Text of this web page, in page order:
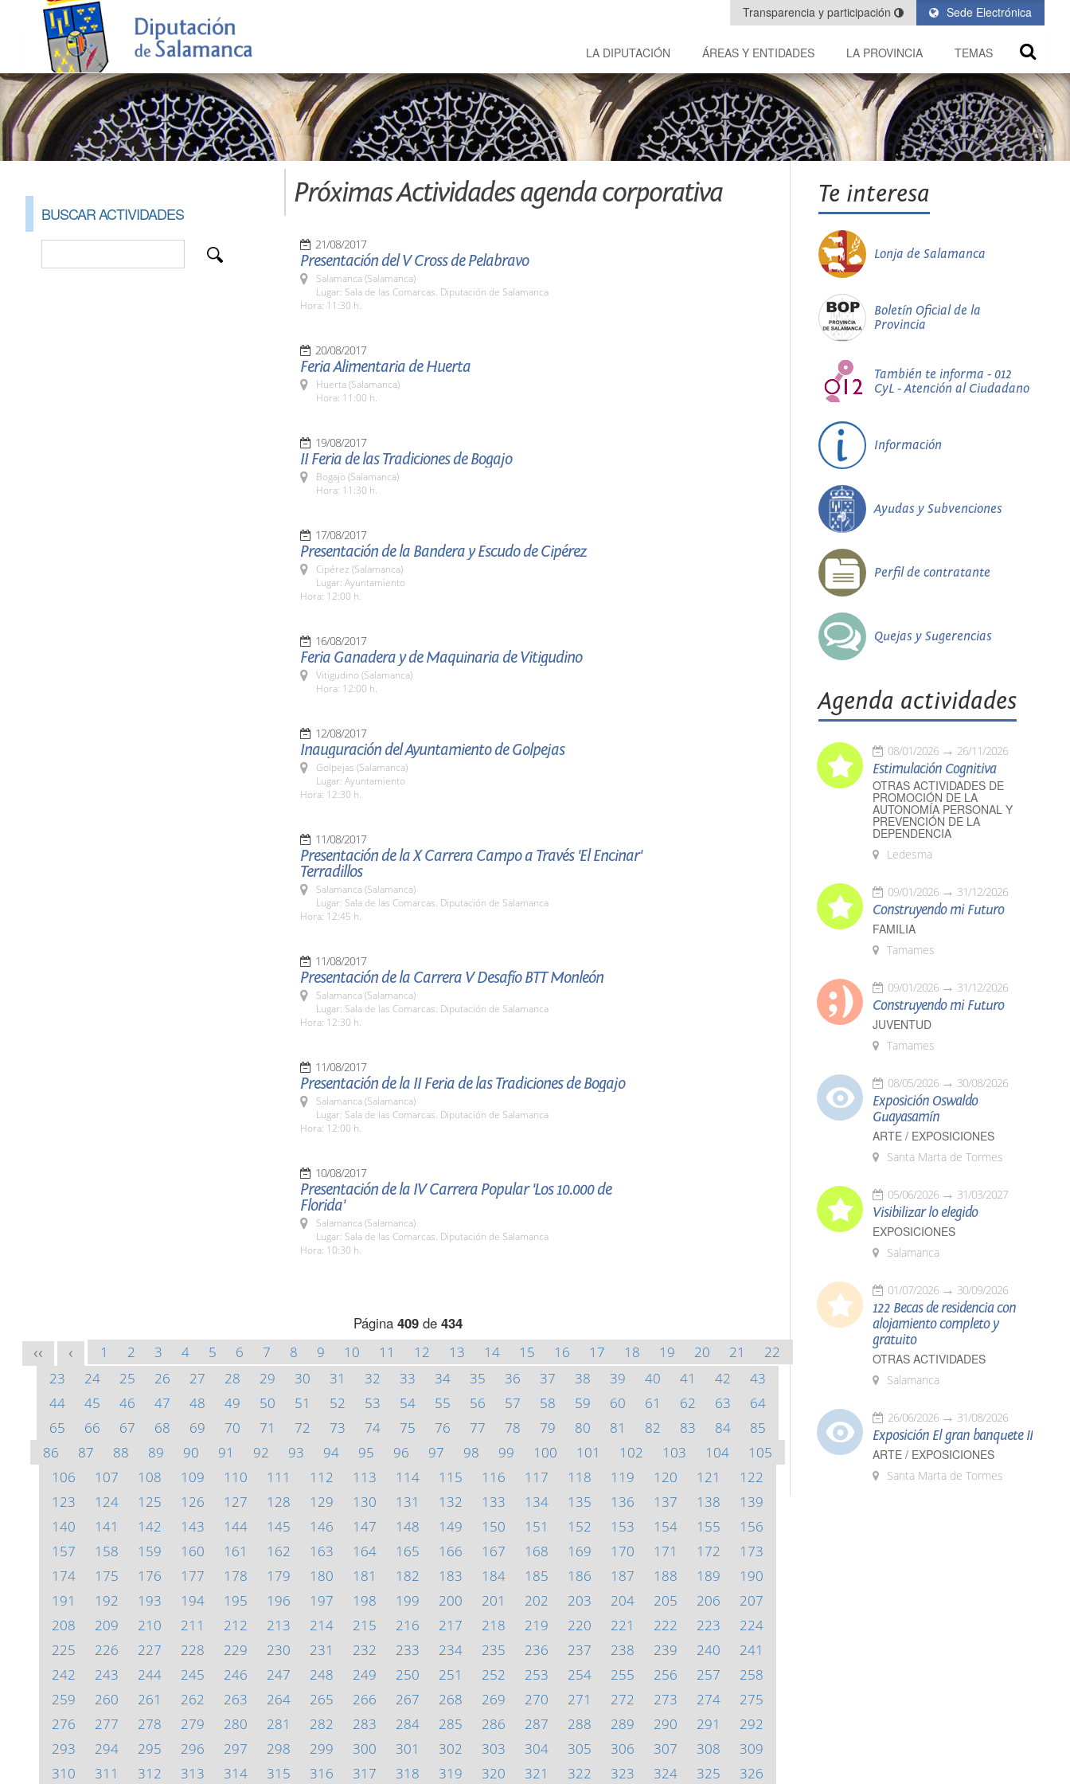
Sede Electrónica
Transparencia y participación
LA DIPUTACIÓN ÁREAS Y ENTIDADES LA PROVINCIA TEMAS
BUSCAR ACTIVIDADES
Próximas Actividades agenda corporativa
21/08/2017
Presentación del V Cross de Pelabravo
Salamanca (Salamanca)
Lugar: Sala de las Comarcas. Diputación de Salamanca
Hora: 11:30 h.
20/08/2017
Feria Alimentaria de Huerta
Huerta (Salamanca)
Hora: 11:00 h.
19/08/2017
II Feria de las Tradiciones de Bogajo
Bogajo (Salamanca)
Hora: 11:30 h.
17/08/2017
Presentación de la Bandera y Escudo de Cipérez
Cipérez (Salamanca)
Lugar: Ayuntamiento
Hora: 12:00 h.
16/08/2017
Feria Ganadera y de Maquinaria de Vitigudino
Vitigudino (Salamanca)
Hora: 12:00 h.
12/08/2017
Inauguración del Ayuntamiento de Golpejas
Golpejas (Salamanca)
Lugar: Ayuntamiento
Hora: 12:30 h.
11/08/2017
Presentación de la X Carrera Campo a Través 'El Encinar'
Terradillos
Salamanca (Salamanca)
Lugar: Sala de las Comarcas. Diputación de Salamanca
Hora: 12:45 h.
11/08/2017
Presentación de la Carrera V Desafío BTT Monleón
Salamanca (Salamanca)
Lugar: Sala de las Comarcas. Diputación de Salamanca
Hora: 12:30 h.
11/08/2017
Presentación de la II Feria de las Tradiciones de Bogajo
Salamanca (Salamanca)
Lugar: Sala de las Comarcas. Diputación de Salamanca
Hora: 12:00 h.
10/08/2017
Presentación de la IV Carrera Popular 'Los 10.000 de
Florida'
Salamanca (Salamanca)
Lugar: Sala de las Comarcas. Diputación de Salamanca
Hora: 10:30 h.
Página 409de 434
<< < 1 2 3 4 5 6 7 8 9 10 11 12 13 14 15 16 17 18 19 20 21
22
23
24 25 26 27 28 29 30 31 32 33 34 35 36 37 38 39 40 41 42
43
44
45 46 47 48 49 50 51 52 53 54 55 56 57 58 59 60 61 62 63
64
65
66 67 68 69 70 71 72 73 74 75 76 77 78 79 80 81 82 83 84
85
86
87 88 89 90 91 92 93 94 95 96 97 98 99 100 101 102 103 104
105
106
107 108 109 110 111 112 113 114 115 116 117 118 119 120 121
122
123
124 125 126 127 128 129 130 131 132 133 134 135 136 137 138
139
140
141 142 143 144 145 146 147 148 149 150 151 152 153 154 155
156
157
158 159 160 161 162 163 164 165 166 167 168 169 170 171 172
173
174
175 176 177 178 179 180 181 182 183 184 185 186 187 188 189
190
191
192 193 194 195 196 197 198 199 200 201 202 203 204 205 206
207
208
209 210 211 212 213 214 215 216 217 218 219 220 221 222 223
224
225
226 227 228 229 230 231 232 233 234 235 236 237 238 239 240
241
242
243 244 245 246 247 248 249 250 251 252 253 254 255 256 257
258
259
260 261 262 263 264 265 266 267 268 269 270 271 272 273 274
275
276
277 278 279 280 281 282 283 284 285 286 287 288 289 290 291
292
293
294 295 296 297 298 299 300 301 302 303 304 305 306 307 308
309
310
311 312 313 314 315 316 317 318 319 320 321 322 323 324 325 326
Te interesa
Lonja de Salamanca
Boletín Oficial de la
Provincia
También te informa - 012
CyL - Atención al Ciudadano
Información
Ayudas y Subvenciones
Perfil de contratante
Quejas y Sugerencias
Agenda actividades
08/01/2026 26/11/2026
Estimulación Cognitiva
OTRAS ACTIVIDADES DE
PROMOCIÓN DE LA
AUTONOMÍA PERSONAL Y
PREVENCIÓN DE LA
DEPENDENCIA
Ledesma
09/01/2026 31/12/2026
Construyendo mi Futuro
FAMILIA
Tamames
09/01/2026 31/12/2026
Construyendo mi Futuro
JUVENTUD
Tamames
08/05/2026 30/08/2026
Exposición Oswaldo
Guayasamín
ARTE / EXPOSICIONES
Santa Marta de Tormes
05/06/2026 31/03/2027
Visibilizar lo elegido
EXPOSICIONES
Salamanca
01/07/2026 30/09/2026
122 Becas de residencia con
alojamiento completo y
gratuito
OTRAS ACTIVIDADES
Salamanca
26/06/2026 31/08/2026
Exposición El gran banquete II
ARTE / EXPOSICIONES
Santa Marta de Tormes